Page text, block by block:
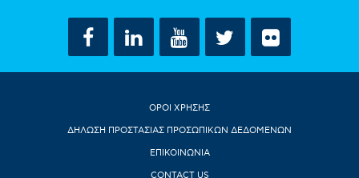
ΟΡΟΙ ΧΡΗΣΗΣ
ΔΗΛΩΣΗ ΠΡΟΣΤΑΣΙΑΣ ΠΡΟΣΩΠΙΚΩΝ ΔΕΔΟΜΕΝΩΝ
ΕΠΙΚΟΙΝΩΝΙΑ
CONTACT US